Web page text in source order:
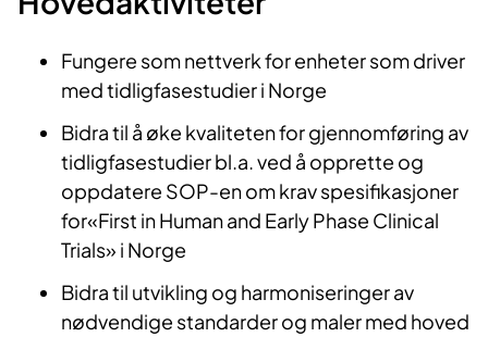
Fungere som nettverk for enheter som driver
med tidligfasestudier i Norge
Bidra til å øke kvaliteten for gjennomføring av
tidligfasestudier bl.a. ved å opprette og
oppdatere SOP-en om krav spesifikasjoner
for«First in Human and Early Phase Clinical
Trials» i Norge
Bidra til utvikling og harmoniseringer av
nødvendige standarder og maler med hoved